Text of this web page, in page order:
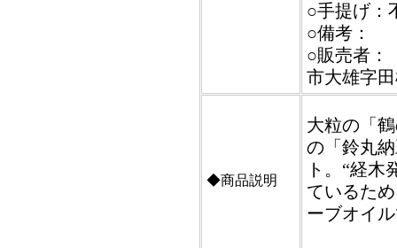
○手提げ：
○備考：
○販売者：
市大雄字
◆商品説明
大粒の「
の「鈴丸
ト。“経木
ているた
ーブオイ